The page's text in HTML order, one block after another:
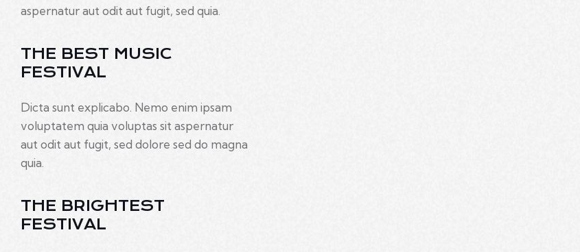
aspernatur aut odit aut fugit, sed quia.
THE BEST MUSIC
FESTIVAL
Dicta sunt explicabo. Nemo enim ipsam
voluptatem quia voluptas sit aspernatur
aut odit aut fugit, sed dolore sed do magna
quia.
THE BRIGHTEST
FESTIVAL